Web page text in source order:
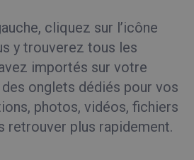
cliquez sur l’icône
y trouverez tous les
importés sur votre
onglets dédiés pour vos
photos, vidéos, fichiers
retrouver plus rapidement.